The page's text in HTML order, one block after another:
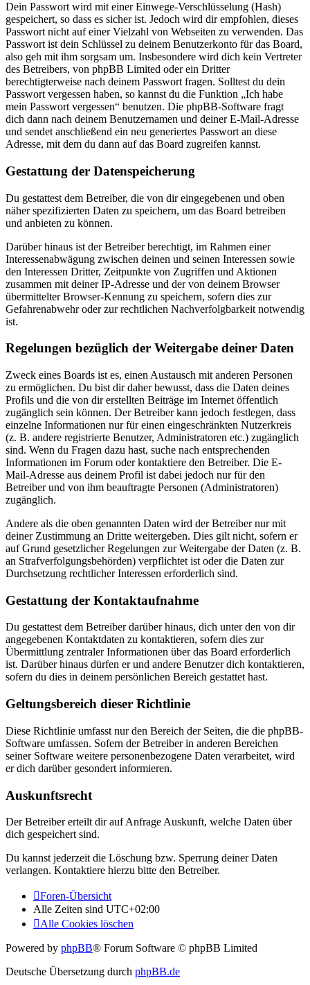
Dein Passwort wird mit einer Einwege-Verschlüsselung (Hash)
gespeichert, so dass es sicher ist. Jedoch wird dir empfohlen, dieses
Passwort nicht auf einer Vielzahl von Webseiten zu verwenden. Das
Passwort ist dein Schlüssel zu deinem Benutzerkonto für das Board,
also geh mit ihm sorgsam um. Insbesondere wird dich kein Vertreter
des Betreibers, von phpBB Limited oder ein Dritter
berechtigterweise nach deinem Passwort fragen. Solltest du dein
Passwort vergessen haben, so kannst du die Funktion „Ich habe
mein Passwort vergessen“ benutzen. Die phpBB-Software fragt
dich dann nach deinem Benutzernamen und deiner E-Mail-Adresse
und sendet anschließend ein neu generiertes Passwort an diese
Adresse, mit dem du dann auf das Board zugreifen kannst.
Gestattung der Datenspeicherung
Du gestattest dem Betreiber, die von dir eingegebenen und oben
näher spezifizierten Daten zu speichern, um das Board betreiben
und anbieten zu können.
Darüber hinaus ist der Betreiber berechtigt, im Rahmen einer
Interessenabwägung zwischen deinen und seinen Interessen sowie
den Interessen Dritter, Zeitpunkte von Zugriffen und Aktionen
zusammen mit deiner IP-Adresse und der von deinem Browser
übermittelter Browser-Kennung zu speichern, sofern dies zur
Gefahrenabwehr oder zur rechtlichen Nachverfolgbarkeit notwendig
ist.
Regelungen bezüglich der Weitergabe deiner Daten
Zweck eines Boards ist es, einen Austausch mit anderen Personen
zu ermöglichen. Du bist dir daher bewusst, dass die Daten deines
Profils und die von dir erstellten Beiträge im Internet öffentlich
zugänglich sein können. Der Betreiber kann jedoch festlegen, dass
einzelne Informationen nur für einen eingeschränkten Nutzerkreis
(z. B. andere registrierte Benutzer, Administratoren etc.) zugänglich
sind. Wenn du Fragen dazu hast, suche nach entsprechenden
Informationen im Forum oder kontaktiere den Betreiber. Die E-
Mail-Adresse aus deinem Profil ist dabei jedoch nur für den
Betreiber und von ihm beauftragte Personen (Administratoren)
zugänglich.
Andere als die oben genannten Daten wird der Betreiber nur mit
deiner Zustimmung an Dritte weitergeben. Dies gilt nicht, sofern er
auf Grund gesetzlicher Regelungen zur Weitergabe der Daten (z. B.
an Strafverfolgungsbehörden) verpflichtet ist oder die Daten zur
Durchsetzung rechtlicher Interessen erforderlich sind.
Gestattung der Kontaktaufnahme
Du gestattest dem Betreiber darüber hinaus, dich unter den von dir
angegebenen Kontaktdaten zu kontaktieren, sofern dies zur
Übermittlung zentraler Informationen über das Board erforderlich
ist. Darüber hinaus dürfen er und andere Benutzer dich kontaktieren,
sofern du dies in deinem persönlichen Bereich gestattet hast.
Geltungsbereich dieser Richtlinie
Diese Richtlinie umfasst nur den Bereich der Seiten, die die phpBB-
Software umfassen. Sofern der Betreiber in anderen Bereichen
seiner Software weitere personenbezogene Daten verarbeitet, wird
er dich darüber gesondert informieren.
Auskunftsrecht
Der Betreiber erteilt dir auf Anfrage Auskunft, welche Daten über
dich gespeichert sind.
Du kannst jederzeit die Löschung bzw. Sperrung deiner Daten
verlangen. Kontaktiere hierzu bitte den Betreiber.
Foren-Übersicht
Alle Zeiten sind UTC+02:00
Alle Cookies löschen
Powered by phpBB® Forum Software © phpBB Limited
Deutsche Übersetzung durch phpBB.de